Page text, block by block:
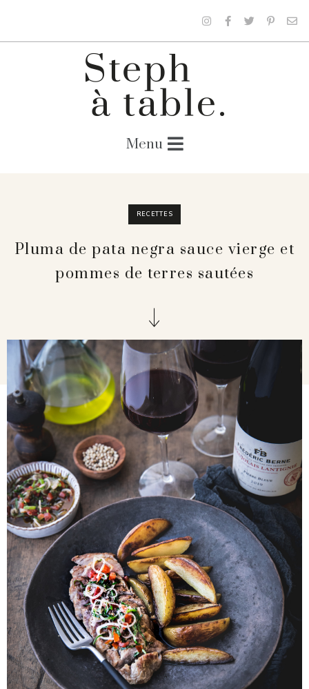
RECETTES
Pluma de pata negra sauce vierge et
pommes de terres sautées